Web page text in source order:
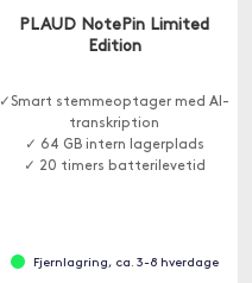
PLAUD NotePin Limited
Edition
✓Smart stemmeoptager med AI-
transkription
✓ 64 GB intern lagerplads
✓ 20 timers batterilevetid
Fjernlagring, ca. 3-8 hverdage